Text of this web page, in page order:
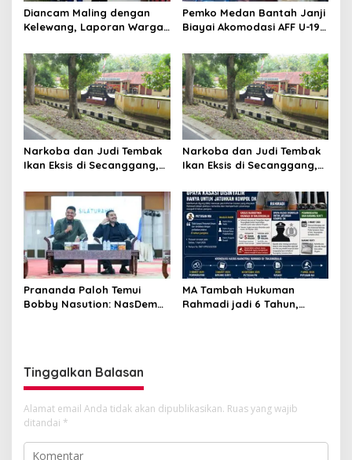
Diancam Maling dengan
Kelewang, Laporan Warga
Polsek Stabat
Pemko Medan Bantah Janji
Biayai Akomodasi AFF U-19,
Jawab PSSI
Narkoba dan Judi Tembak
Ikan Eksis di Secanggang,
Narkoba dan Judi Tembak
Ikan Eksis di Secanggang,
Prananda Paloh Temui
Bobby Nasution: NasDem
MA Tambah Hukuman
Rahmadi jadi 6 Tahun,
Tinggalkan Balasan
Alamat email Anda tidak akan dipublikasikan. Ruas yang wajib
ditandai *